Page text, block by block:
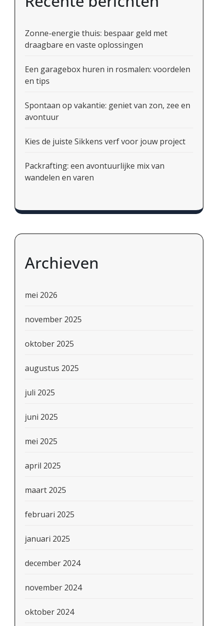
Zonne-energie thuis: bespaar geld met
draagbare en vaste oplossingen
Een garagebox huren in rosmalen: voordelen
en tips
Spontaan op vakantie: geniet van zon, zee en
avontuur
Kies de juiste Sikkens verf voor jouw project
Packrafting: een avontuurlijke mix van
wandelen en varen
Archieven
mei 2026
november 2025
oktober 2025
augustus 2025
juli 2025
juni 2025
mei 2025
april 2025
maart 2025
februari 2025
januari 2025
december 2024
november 2024
oktober 2024